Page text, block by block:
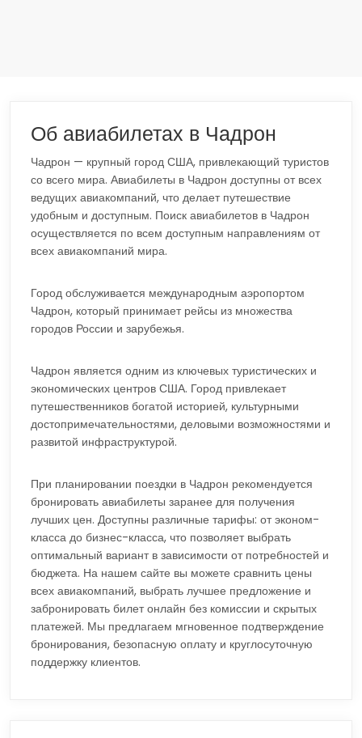
Об авиабилетах в Чадрон
Чадрон — крупный город США, привлекающий туристов
со всего мира. Авиабилеты в Чадрон доступны от всех
ведущих авиакомпаний, что делает путешествие
удобным и доступным. Поиск авиабилетов в Чадрон
осуществляется по всем доступным направлениям от
всех авиакомпаний мира.
Город обслуживается международным аэропортом
Чадрон, который принимает рейсы из множества
городов России и зарубежья.
Чадрон является одним из ключевых туристических и
экономических центров США. Город привлекает
путешественников богатой историей, культурными
достопримечательностями, деловыми возможностями и
развитой инфраструктурой.
При планировании поездки в Чадрон рекомендуется
бронировать авиабилеты заранее для получения
лучших цен. Доступны различные тарифы: от эконом-
класса до бизнес-класса, что позволяет выбрать
оптимальный вариант в зависимости от потребностей и
бюджета. На нашем сайте вы можете сравнить цены
всех авиакомпаний, выбрать лучшее предложение и
забронировать билет онлайн без комиссии и скрытых
платежей. Мы предлагаем мгновенное подтверждение
бронирования, безопасную оплату и круглосуточную
поддержку клиентов.